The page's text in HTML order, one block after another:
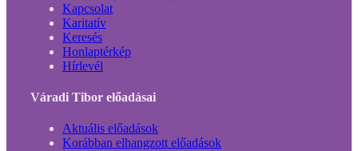
Kapcsolat
Karitatív
Keresés
Honlaptérkép
Hírlevél
Váradi Tibor előadásai
Aktuális előadások
Korábban elhangzott előadások